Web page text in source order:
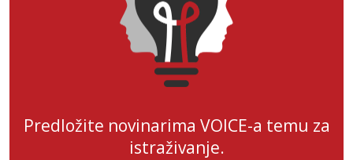
Predložite novinarima VOICE-a temu za
istraživanje.